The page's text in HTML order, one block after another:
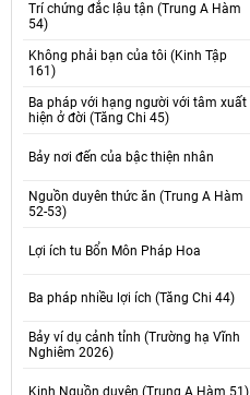
Trí chứng đắc lậu tận (Trung A Hàm
54)
Không phải bạn của tôi (Kinh Tập
161)
Ba pháp với hạng người với tâm xuất
hiện ở đời (Tăng Chi 45)
Bảy nơi đến của bậc thiện nhân
Nguồn duyên thức ăn (Trung A Hàm
52-53)
Lợi ích tu Bổn Môn Pháp Hoa
Ba pháp nhiều lợi ích (Tăng Chi 44)
Bảy ví dụ cảnh tỉnh (Trường hạ Vĩnh
Nghiêm 2026)